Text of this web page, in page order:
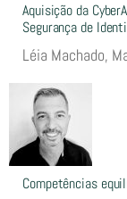
Aquisição da
Segurança de
Léia Machado,
Competências